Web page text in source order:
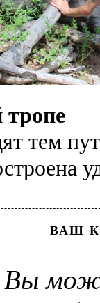
в
тропе
тем
ВАШ
Вы